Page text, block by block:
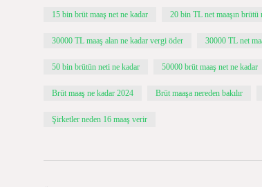
15 bin brüt maaş net ne kadar 20 bin TL net maaşın brütü
30000 TL maaş alan ne kadar vergi öder 30000 TL net
50 bin brütün neti ne kadar 50000 brüt maaş net ne kadar
Brüt maaş ne kadar 2024 Brüt maaşa nereden bakılır
Şirketler neden 16 maaş verir